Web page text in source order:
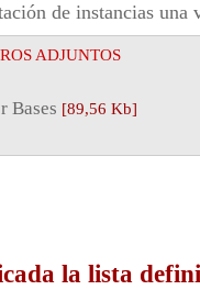
de instancias
ADJUNTOS
Bases [89,56 Kb]
la lista